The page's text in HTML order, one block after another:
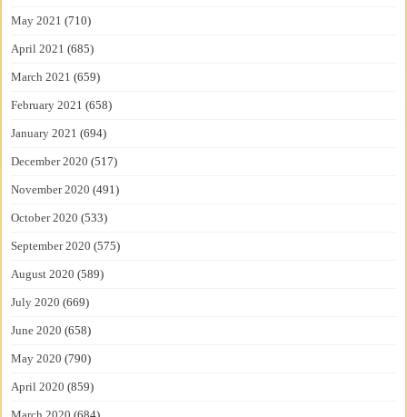
May 2021 (710)
April 2021 (685)
March 2021 (659)
February 2021 (658)
January 2021 (694)
December 2020 (517)
November 2020 (491)
October 2020 (533)
September 2020 (575)
August 2020 (589)
July 2020 (669)
June 2020 (658)
May 2020 (790)
April 2020 (859)